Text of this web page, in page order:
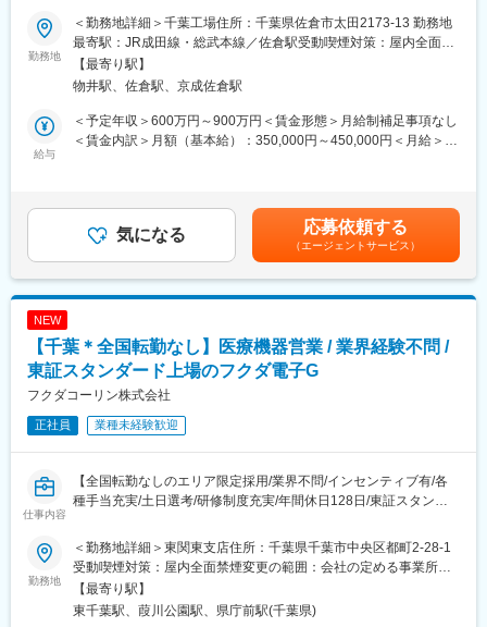
【対象エリア】
■首都圏・北関東圏の対応を中心とします。
■千葉勤務はフィールドサービス部門の本社機能を有しているた
め、各営業所から協力要請があれば全国に出向くこともありま
す。
※製品は、機械・電気・油圧・バッテリー・操作盤等で構成されま
す。
■フィールドサービススタッフ17名（テクニカルサービス部全体
※異業界転職者も多数活躍中です！
例）複合機、家電製品、厨房機器、自動車、建設機械、重電機
械 等
【豊富な福利厚生】
■住宅補助手当 / 会社規程に該当の場合
■扶養家族手当 / 会社規程に該当の場合
(配偶者12,000円、子1人につき8,000円)
■退職金制度
■保養所（多数) など
変更の範囲：会社の定める業務
【業務概要】
各種医療機器を製造販売する当社のロジスティクスセンターのセ
ンター長として、ロジスティクスセンターのマネジメント、およ
び入出荷・在庫管理・棚卸しなど実務の管理を行って頂きます。
【業務内容】
■課員マネジメント （労務管理、安全衛生管理含む）
・社内外の調整・折衝 (配送業者・資材業者とのコスト・納期に
対する交渉など)
■各種実務の管理監督
※ 千葉工場内にあるロジスティクスセンターに勤務頂きますが、
羽田にも少数事業所があり、両事業所の管理監督を行います。
【当社のロジスティクスセンターについて】
■ロジスティクスセンターは、千場工場で製造された手術台や関連
各国へ出荷しています。
■機器小物やパーツなど多品種の製品群と手術台のように重量物の
取り扱うのが特徴です。
【所属組織の構成】
20名（男性11名、女性９名※うちパートタイマー７名）
勤務地
＜勤務地詳細＞千葉工場住所：千葉県佐倉市太田2173-13 勤務地
最寄駅：JR成田線・総武本線／佐倉駅受動喫煙対策：屋内全面禁
煙変更の範囲：会社の定める事業所
【最寄り駅】
物井駅、佐倉駅、京成佐倉駅
給与
＜予定年収＞600万円～900万円＜賃金形態＞月給制補足事項なし
＜賃金内訳＞月額（基本給）：350,000円～450,000円＜月給＞
選考を通じて上下する可能性があります。・業績加算賞与の制度
があり、年収は平均的な加算賞与を含みます。・残業代別途支給
(管理職採用の場合支給なし)賃金はあくまでも目安の金額であり、
選考を通じて上下する可能性があります。月給(月額)は固定手当を
含めた表記です。
気になる 応募依頼する
（エージェントサービス）
NEW
【千葉＊全国転勤なし】医療機器営業 / 業界経験不問 /
東証スタンダード上場のフクダ電子G
フクダコーリン株式会社
正社員 業種未経験歓迎
仕事内容
【全国転勤なしのエリア限定採用/業界不問/インセンティブ有/各
種手当充実/土日選考/研修制度充実/年間休日128日/東証スタンダ
■業務概要：
東証スタンダード市場に上場しているフクダ電子株式会社のグル
ープ企業である当社にて、医療機器の提案営業に従事していただ
きます。ドクターや代理店との密なコミュニケーションや、良好
な関係構築を重要視する営業スタイルです。
勤務地
＜勤務地詳細＞東関東支店住所：千葉県千葉市中央区都町2-28-1
受動喫煙対策：屋内全面禁煙変更の範囲：会社の定める事業所
（リモートワーク含む）
【最寄り駅】
東千葉駅、葭川公園駅、県庁前駅(千葉県)